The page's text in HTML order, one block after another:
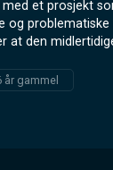
med et prosjekt
og
at den
år gammel